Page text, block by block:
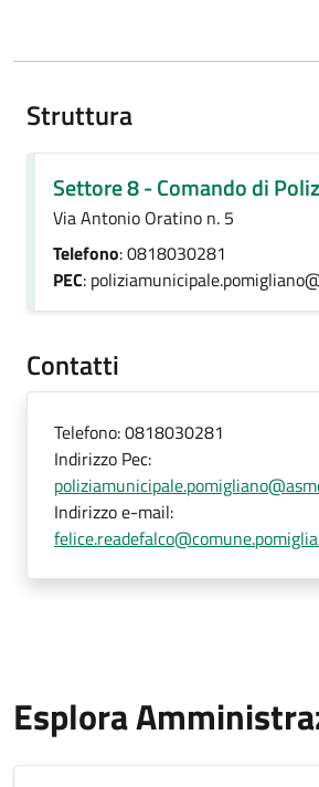
Struttura
Settore 8 - Comando di
Via Antonio Oratino n. 5
Telefono: 0818030281
PEC:
Contatti
Telefono:0818030281
Indirizzo Pec:
Indirizzo e-mail:
Esplora